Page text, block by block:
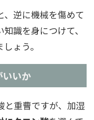
、逆に機械を傷めて
識を身につけて、
ょう。
いいか
と重曹ですが、加湿